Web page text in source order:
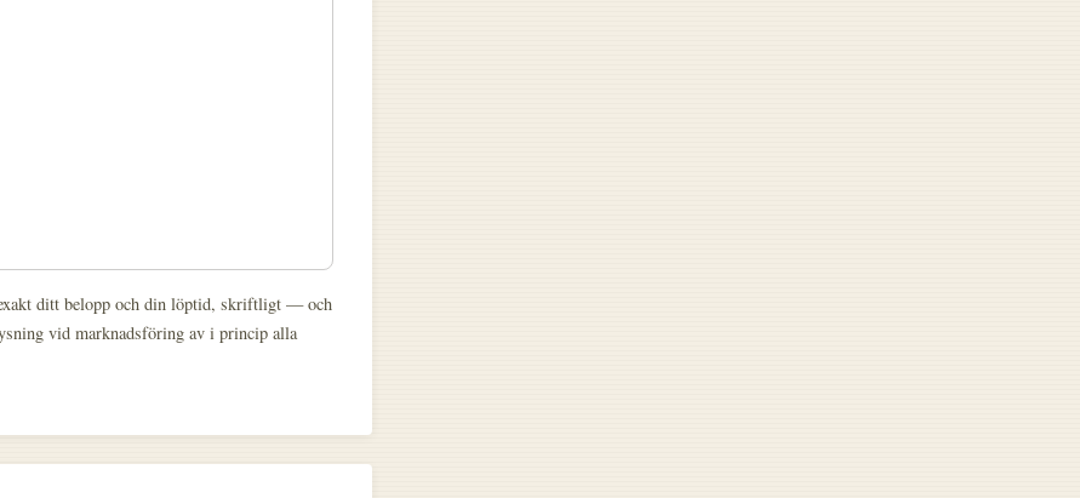
ditt belopp och din löptid, skriftligt — och
vid marknadsföring av i princip alla